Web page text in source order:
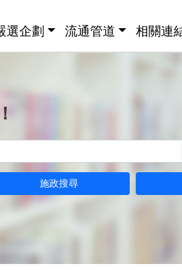
選企劃 流通管道 相關連
施政搜尋